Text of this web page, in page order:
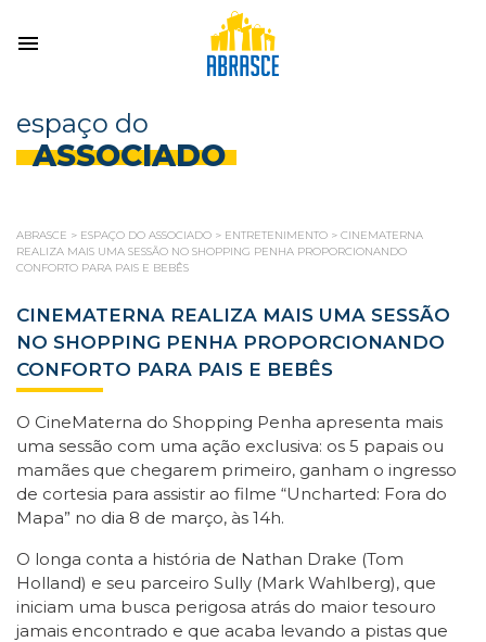
espaço do
ASSOCIADO
ABRASCE > ESPAÇO DO ASSOCIADO > ENTRETENIMENTO > CINEMATERNA
REALIZA MAIS UMA SESSÃO NO SHOPPING PENHA PROPORCIONANDO
CONFORTO PARA PAIS E BEBÊS
CINEMATERNA REALIZA MAIS UMA SESSÃO
NO SHOPPING PENHA PROPORCIONANDO
CONFORTO PARA PAIS E BEBÊS
O CineMaterna do Shopping Penha apresenta mais
uma sessão com uma ação exclusiva: os 5 papais ou
mamães que chegarem primeiro, ganham o ingresso
de cortesia para assistir ao filme “Uncharted: Fora do
Mapa” no dia 8 de março, às 14h.
O longa conta a história de Nathan Drake (Tom
Holland) e seu parceiro Sully (Mark Wahlberg), que
iniciam uma busca perigosa atrás do maior tesouro
jamais encontrado e que acaba levando a pistas que